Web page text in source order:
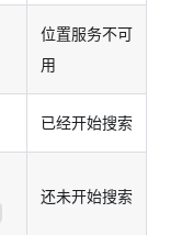
位置服务不可
用
已经开始搜索
还未开始搜索